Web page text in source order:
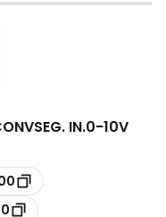
IN.0-10V